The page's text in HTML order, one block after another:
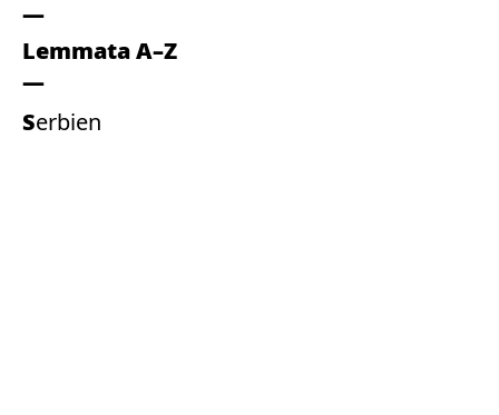
Lemmata A–Z
Serbien